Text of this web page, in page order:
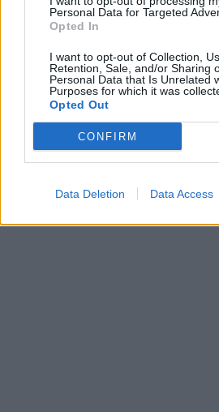
Personal Data for Targeted
Opted In
I want to opt-out of Collection,
Retention, Sale, and/or Sharing
Personal Data that Is Unrelated
Purposes for which it was
Opted Out
CONFIRM
Data Deletion Data Access